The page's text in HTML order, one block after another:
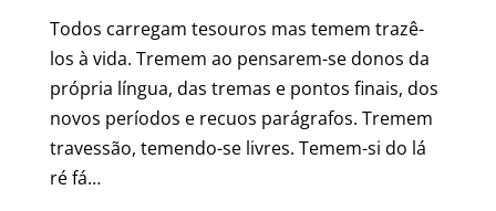
Todos carregam tesouros mas temem trazê-
los à vida. Tremem ao pensarem-se donos da
própria língua, das tremas e pontos finais, dos
novos períodos e recuos parágrafos. Tremem
travessão, temendo-se livres. Temem-si do lá
ré fá…